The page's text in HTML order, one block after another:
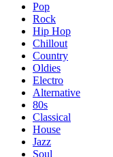
Pop
Rock
Hip Hop
Chillout
Country
Oldies
Electro
Alternative
80s
Classical
House
Jazz
Soul